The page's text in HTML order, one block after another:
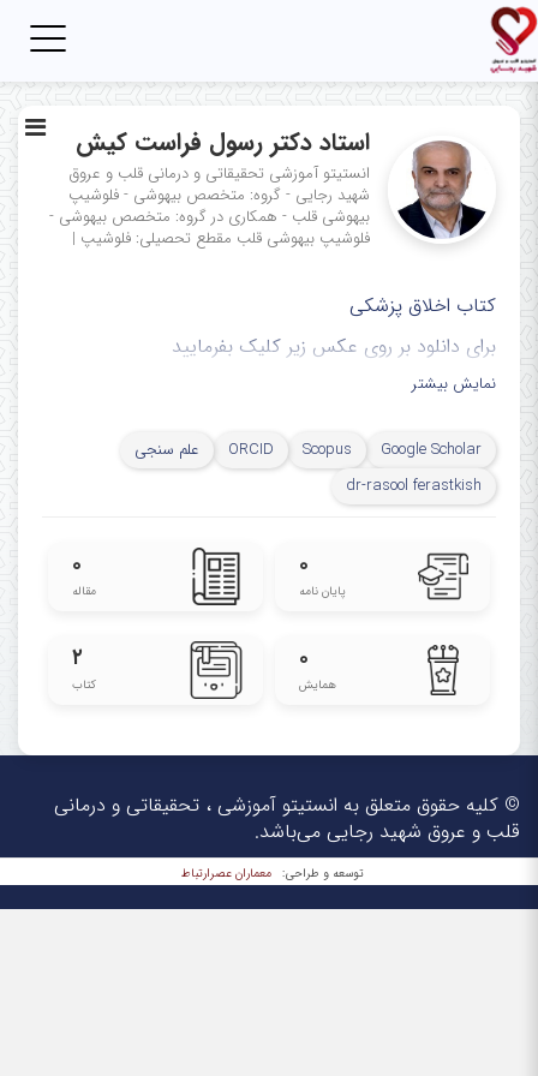
استاد دکتر رسول فراست کیش
انستیتو آموزشی تحقیقاتی و درمانی قلب و عروق
شهید رجایی - گروه: متخصص بیهوشی - فلوشیپ
بیهوشی قلب - همکاری در گروه: متخصص بیهوشی -
فلوشیپ بیهوشی قلب مقطع تحصیلی: فلوشیپ |
کتاب اخلاق پزشکی
برای دانلود بر روی عکس زیر کلیک بفرمایید
نمایش بیشتر
Google Scholar
Scopus
ORCID
علم سنجی
dr-rasool ferastkish
۰
پایان نامه
۰
مقاله
۰
همایش
۲
کتاب
© کلیه حقوق متعلق به انستیتو آموزشی ، تحقیقاتی و درمانی
قلب و عروق شهید رجایی می‌باشد.
توسعه و طراحی: معماران عصر‌ارتباط